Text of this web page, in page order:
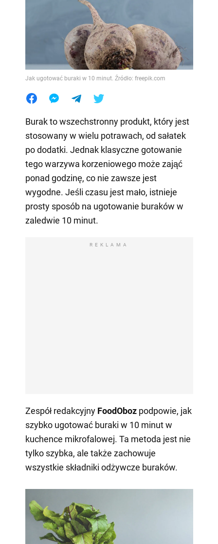
Jak ugotować buraki w 10 minut. Źródło: freepik.com
Burak to wszechstronny produkt, który jest
stosowany w wielu potrawach, od sałatek
po dodatki. Jednak klasyczne gotowanie
tego warzywa korzeniowego może zająć
ponad godzinę, co nie zawsze jest
wygodne. Jeśli czasu jest mało, istnieje
prosty sposób na ugotowanie buraków w
zaledwie 10 minut.
REKLAMA
Zespół redakcyjny FoodOboz podpowie, jak
szybko ugotować buraki w 10 minut w
kuchence mikrofalowej. Ta metoda jest nie
tylko szybka, ale także zachowuje
wszystkie składniki odżywcze buraków.